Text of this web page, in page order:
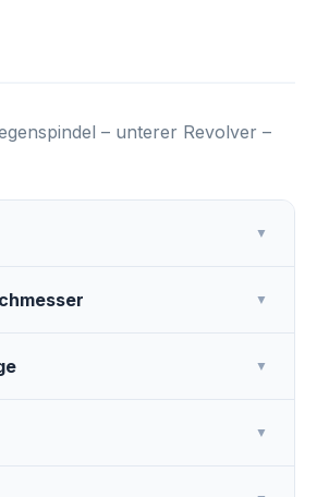
– unterer Revolver –
▼
▼
▼
▼